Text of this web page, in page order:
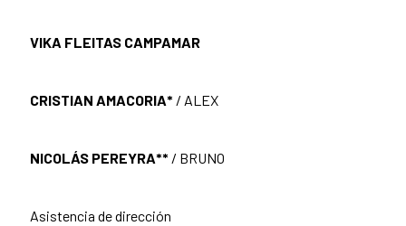
VIKA FLEITAS CAMPAMAR
CRISTIAN AMACORIA* / ALEX
NICOLÁS PEREYRA** / BRUNO
Asistencia de dirección